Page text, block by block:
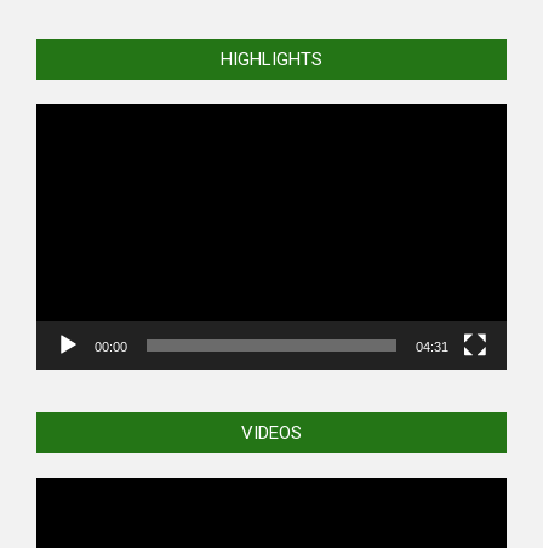
HIGHLIGHTS
00:00 04:31
VIDEOS